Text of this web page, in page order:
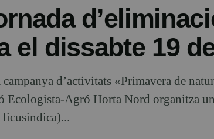
el dissabte 19
d’activitats «Primavera de
Ecologista-Agró Horta Nord organitza